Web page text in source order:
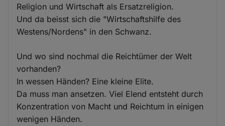
Religion und Wirtschaft als Ersatzreligion.
Und da beisst sich die "Wirtschaftshilfe des
Westens/Nordens" in den Schwanz.
Und wo sind nochmal die Reichtümer der Welt
vorhanden?
In wessen Händen? Eine kleine Elite.
Da muss man ansetzen. Viel Elend entsteht durch
Konzentration von Macht und Reichtum in einigen
wenigen Händen.